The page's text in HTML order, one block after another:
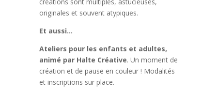
originales et souvent atypiques.
Et aussi…
Ateliers pour les enfants et adultes,
animé par Halte Créative. Un moment de
création et de pause en couleur ! Modalités
et inscriptions sur place.